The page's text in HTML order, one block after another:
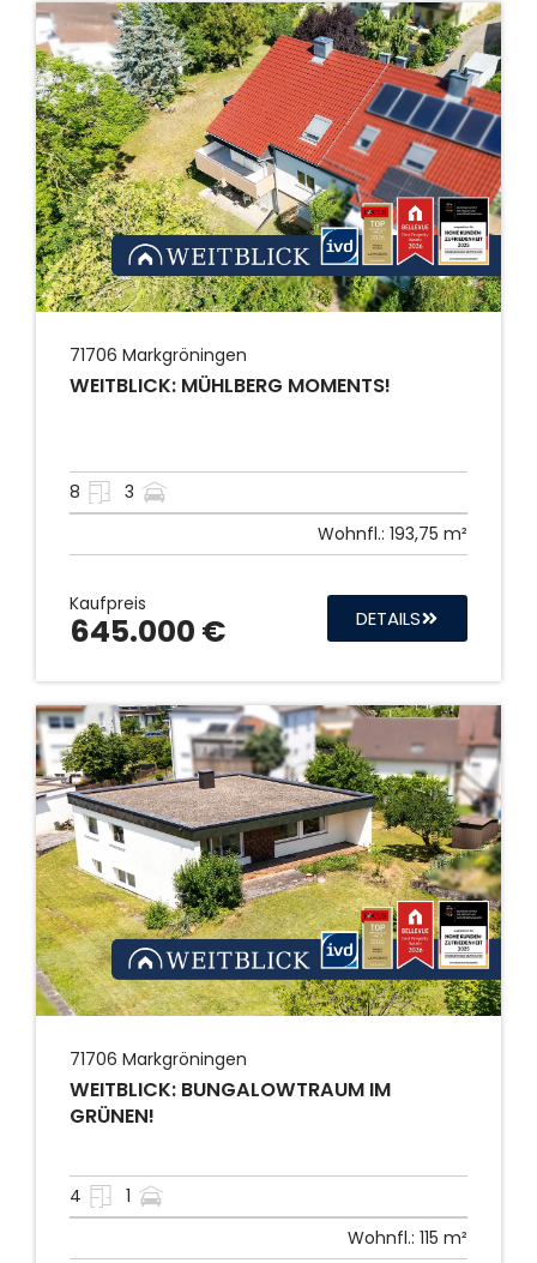
71706 Markgröningen
WEITBLICK: MÜHLBERG MOMENTS!
8
3
Wohnfl.: 193,75 m²
Kaufpreis
645.000 € DETAILS
71706 Markgröningen
WEITBLICK: BUNGALOWTRAUM IM
GRÜNEN!
4
1
Wohnfl.: 115 m²